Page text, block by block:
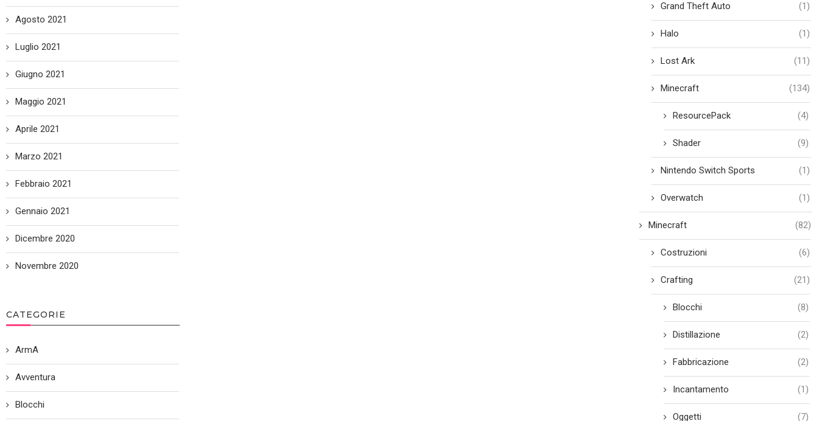
Grand Theft Auto (1)
Halo (1)
Lost Ark (11)
Minecraft (134)
ResourcePack (4)
Shader (9)
Nintendo Switch Sports (1)
Overwatch (1)
Minecraft (82)
Costruzioni (6)
Crafting (21)
Blocchi (8)
Distillazione (2)
Fabbricazione (2)
Incantamento (1)
Oggetti (7)
Agosto 2021
Luglio 2021
Giugno 2021
Maggio 2021
Aprile 2021
Marzo 2021
Febbraio 2021
Gennaio 2021
Dicembre 2020
Novembre 2020
CATEGORIE
ArmA
Avventura
Blocchi